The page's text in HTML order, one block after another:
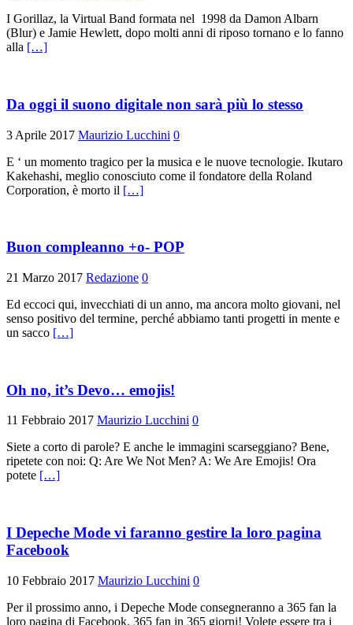
I Gorillaz, la Virtual Band formata nel 1998 da Damon Albarn
(Blur) e Jamie Hewlett, dopo molti anni di riposo tornano e lo fanno
alla […]
Da oggi il suono digitale non sarà più lo stesso
3 Aprile 2017 Maurizio Lucchini 0
E ‘ un momento tragico per la musica e le nuove tecnologie. Ikutaro
Kakehashi, meglio conosciuto come il fondatore della Roland
Corporation, è morto il […]
Buon compleanno +o- POP
21 Marzo 2017 Redazione 0
Ed eccoci qui, invecchiati di un anno, ma ancora molto giovani, nel
senso positivo del termine, perché abbiamo tanti progetti in mente e
un sacco […]
Oh no, it’s Devo… emojis!
11 Febbraio 2017 Maurizio Lucchini 0
Siete a corto di parole? E anche le immagini scarseggiano? Bene,
ripetete con noi: Q: Are We Not Men? A: We Are Emojis! Ora
potete […]
I Depeche Mode vi faranno gestire la loro pagina
Facebook
10 Febbraio 2017 Maurizio Lucchini 0
Per il prossimo anno, i Depeche Mode consegneranno a 365 fan la
loro pagina di Facebook. 365 fan in 365 giorni! Volete essere tra i